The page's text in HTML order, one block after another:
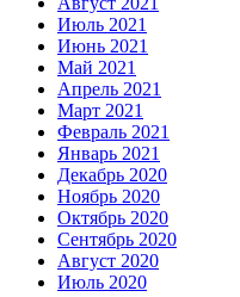
Июль 2021
Июнь 2021
Май 2021
Апрель 2021
Март 2021
Февраль 2021
Январь 2021
Декабрь 2020
Ноябрь 2020
Октябрь 2020
Сентябрь 2020
Август 2020
Июль 2020